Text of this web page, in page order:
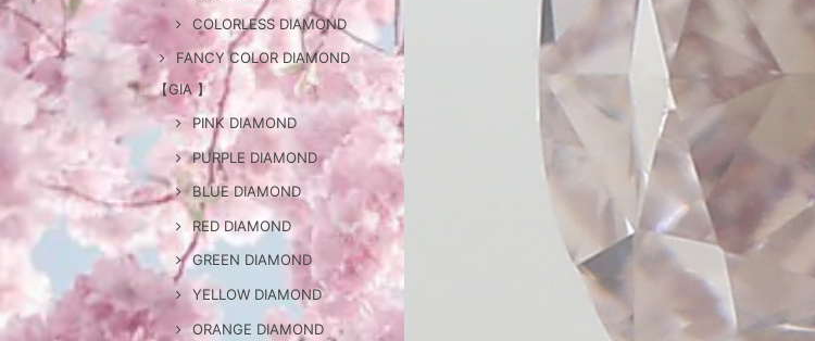
COLORLESS DIAMOND
FANCY COLOR DIAMOND
【GIA 】
PINK DIAMOND
PURPLE DIAMOND
BLUE DIAMOND
RED DIAMOND
GREEN DIAMOND
YELLOW DIAMOND
ORANGE DIAMOND